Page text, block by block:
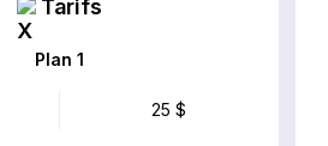
Tarifs
Plan 1
25 $